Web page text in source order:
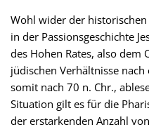
Wohl wider der
in der Passionsgeschichte
des Hohen Rates, also dem
jüdischen Verhältnisse
somit nach 70 n. Chr.,
Situation gilt es für die
der erstarkenden Anzahl